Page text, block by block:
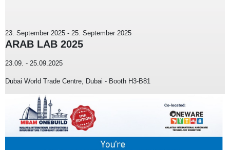
23. September 2025 - 25. September 2025
ARAB LAB 2025
23.09. - 25.09.2025
Dubai World Trade Centre, Dubai - Booth H3-B81